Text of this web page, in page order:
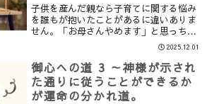
子供を産んだ親なら子育てに関する悩み
を誰もが抱いたことがあるに違いありま
せん。「お母さんやめます」と思っちゃ
ダメですか？子育てに悩む母たち 約8割
が「やめたい」と考えたデータも 当事者
たちの悲鳴と原因、計り知れない重圧の
中身（ABEMA T...
2025.12.01
御心への道 3 ～神様が示され
た通りに従うことができるか
が運命の分かれ道。